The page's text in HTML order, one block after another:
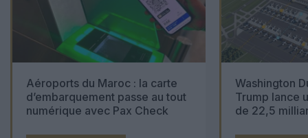
Aéroports du Maroc : la carte
d’embarquement passe au tout
numérique avec Pax Check
Washington
Trump lance
de 22,5